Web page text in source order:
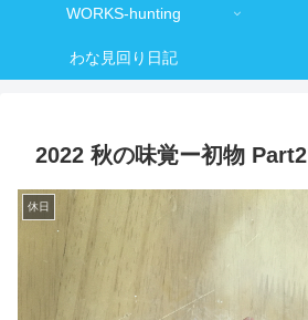
WORKS-hunting
わな見回り日記
2022 秋の味覚ー初物 Part2
休日